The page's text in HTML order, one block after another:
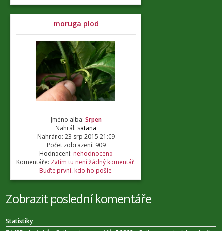
moruga plod
Jméno alba: Srpen
Nahrál: satana
Nahráno: 23 srp 2015 21:09
Počet zobrazení: 909
Hodnocení: nehodnoceno
Komentáře: Zatím tu není žádný komentář.
Buďte první, kdo ho pošle.
Zobrazit poslední komentáře
Statistiky